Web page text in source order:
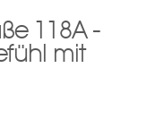
118A -
mit